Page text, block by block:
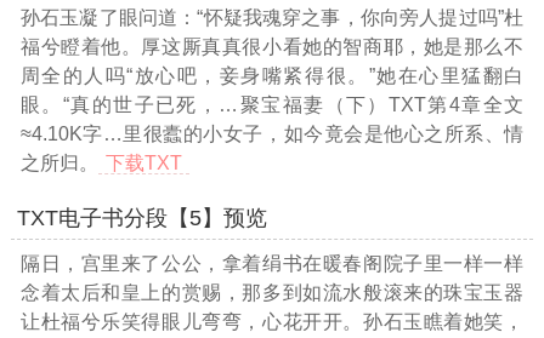
孙石玉凝了眼问道：“怀疑我魂穿之事，你向旁人提过吗”杜
福兮瞪着他。厚这厮真真很小看她的智商耶，她是那么不
周全的人吗“放心吧，妾身嘴紧得很。”她在心里猛翻白
眼。“真的世子已死， …聚宝福妻（下）TXT第4章全文
≈4.10K字…里很蠹的小女子，如今竟会是他心之所系、情
之所归。
下载TXT
TXT电子书分段【5】预览
隔日，宫里来了公公，拿着绢书在暖春阁院子里一样一样
念着太后和皇上的赏赐，那多到如流水般滚来的珠宝玉器
让杜福兮乐笑得眼儿弯弯，心花开开。孙石玉瞧着她笑，